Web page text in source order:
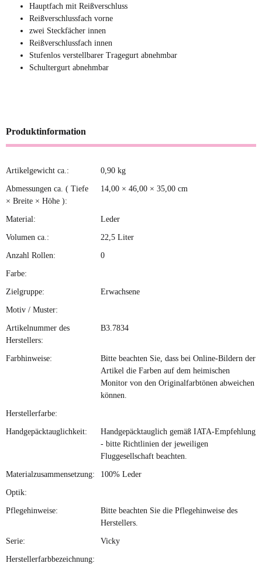
Hauptfach mit Reißverschluss
Reißverschlussfach vorne
zwei Steckfächer innen
Reißverschlussfach innen
Stufenlos verstellbarer Tragegurt abnehmbar
Schultergurt abnehmbar
Produktinformation
Produkteigenschaft
Wert
Artikelgewicht ca.: 0,90 kg
Abmessungen ca. ( Tiefe
× Breite × Höhe ):
14,00 × 46,00 × 35,00 cm
Material: Leder
Volumen ca.: 22,5 Liter
Anzahl Rollen: 0
Farbe:
Zielgruppe: Erwachsene
Motiv / Muster:
Artikelnummer des
Herstellers:
B3.7834
Farbhinweise:
Bitte beachten Sie, dass bei Online-Bildern der
Artikel die Farben auf dem heimischen
Monitor von den Originalfarbtönen abweichen
können.
Herstellerfarbe:
Handgepäcktauglichkeit:
Handgepäcktauglich gemäß IATA-Empfehlung
- bitte Richtlinien der jeweiligen
Fluggesellschaft beachten.
Materialzusammensetzung: 100% Leder
Optik:
Pflegehinweise:
Bitte beachten Sie die Pflegehinweise des
Herstellers.
Serie: Vicky
Herstellerfarbbezeichnung: